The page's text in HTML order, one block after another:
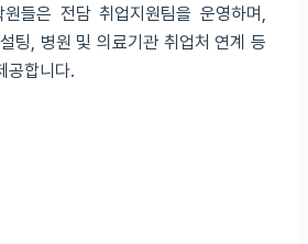
들은 전담 취업지원팀을 운영하며,
팅, 병원 및 의료기관 취업처 연계 등
공합니다.